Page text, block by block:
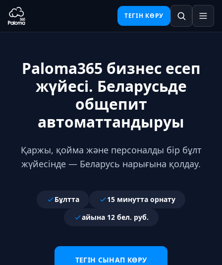
ТЕГІН КӨРУ
Paloma365 бизнес есеп
жүйесі. Беларусьде
общепит
автоматтандыруы
Қаржы, қойма және персоналды бір бұлт
жүйесінде — Беларусь нарығына қолдау.
Бұлтта
15 минутта орнату
айына 12 бел. руб.
ТЕГІН СЫНАП КӨРУ